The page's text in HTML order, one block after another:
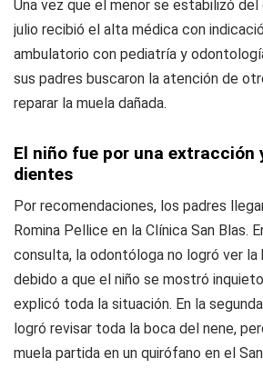
Una vez que el menor se estabilizó
julio recibió el alta médica con
ambulatorio con pediatría y
sus padres buscaron la atención de
reparar la muela dañada.
El niño fue por una extracción
dientes
Por recomendaciones, los padres
Romina Pellice en la Clínica San Blas.
consulta, la odontóloga no logró ver
debido a que el niño se mostró
explicó toda la situación. En la
logró revisar toda la boca del nene,
muela partida en un quirófano en el